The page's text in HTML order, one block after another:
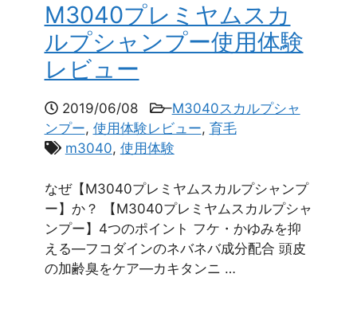
M3040プレミヤムスカ
ルプシャンプー使用体験
レビュー
2019/06/08 –M3040スカルプシャ
ンプー, 使用体験レビュー, 育毛
m3040, 使用体験
なぜ【M3040プレミヤムスカルプシャンプ
ー】か？ 【M3040プレミヤムスカルプシャ
ンプー】4つのポイント フケ・かゆみを抑
える—フコダインのネバネバ成分配合 頭皮
の加齢臭をケア—カキタンニ …